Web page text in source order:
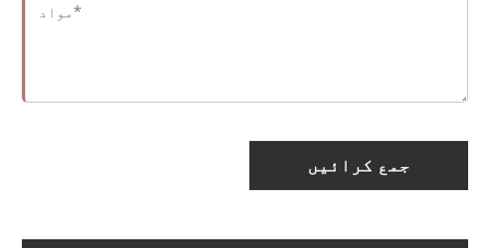
جمع کرائیں